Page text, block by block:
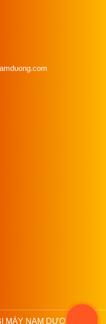
MÁY NAM DƯƠNG